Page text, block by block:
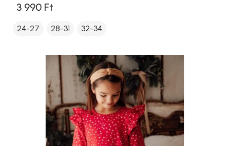
3 990 Ft
24-27 28-31 32-34